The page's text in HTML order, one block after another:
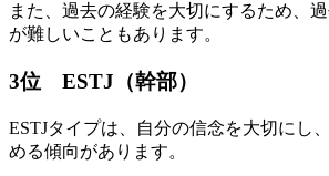
また、過去の経験を大切にするため、
が難しいこともあります。
3位 ESTJ（幹部）
ESTJタイプは、自分の信念を大切にし
める傾向があります。